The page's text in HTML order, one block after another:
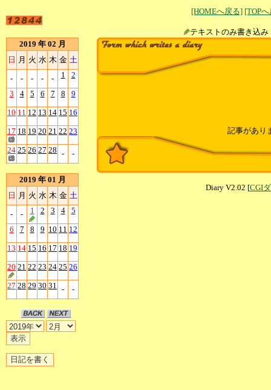
[HOMEへ戻る] [TOP
テキストのみ書
2019 年 02 月
日 月 火 水 木 金 土
- - - - - 1 2
3 4 5 6 7 8 9
10 11 12 13 14 15 16
17 18 19 20 21 22 23
24 25 26 27 28 - -
2019 年 01 月
日 月 火 水 木 金 土
- - 1 2 3 4 5
6 7 8 9 10 11 12
13 14 15 16 17 18 19
20 21 22 23 24 25 26
27 28 29 30 31 - -
記事があり
Diary V2.02 [CGI